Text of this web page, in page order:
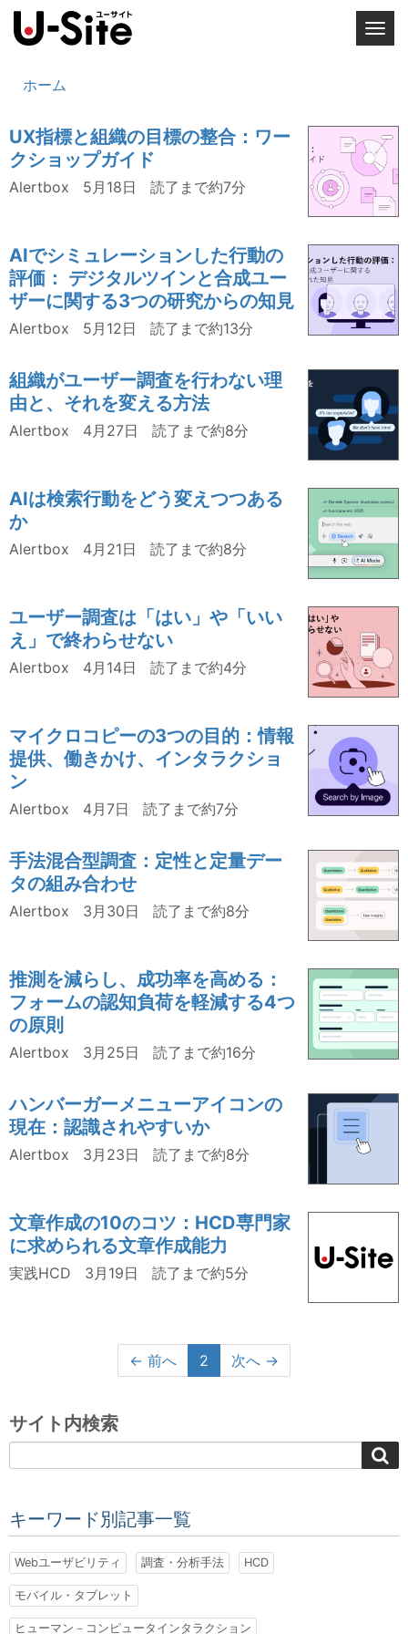
T
e
n
a
v
g
i
o
ホーム
UX指標と組織の目標の整合：ワー
クショップガイド
Alertbox 5月18日 読了まで約7分
AIでシミュレーションした行動の
評価： デジタルツインと合成ユー
ザーに関する3つの研究からの知見
Alertbox 5月12日 読了まで約13分
組織がユーザー調査を行わない理
由と、それを変える方法
Alertbox 4月27日 読了まで約8分
AIは検索行動をどう変えつつある
か
Alertbox 4月21日 読了まで約8分
ユーザー調査は「はい」や「いい
え」で終わらせない
Alertbox 4月14日 読了まで約4分
マイクロコピーの3つの目的：情報
提供、働きかけ、インタラクショ
ン
Alertbox 4月7日 読了まで約7分
手法混合型調査：定性と定量デー
タの組み合わせ
Alertbox 3月30日 読了まで約8分
推測を減らし、成功率を高める：
フォームの認知負荷を軽減する4つ
の原則
Alertbox 3月25日 読了まで約16分
ハンバーガーメニューアイコンの
現在：認識されやすいか
Alertbox 3月23日 読了まで約8分
文章作成の10のコツ：HCD専門家
に求められる文章作成能力
実践HCD 3月19日 読了まで約5分
← 前へ 2 次へ →
サイト内検索
キーワード別記事一覧
Webユーザビリティ 調査・分析手法 HCD
モバイル・タブレット
ヒューマン－コンピュータインタラクション